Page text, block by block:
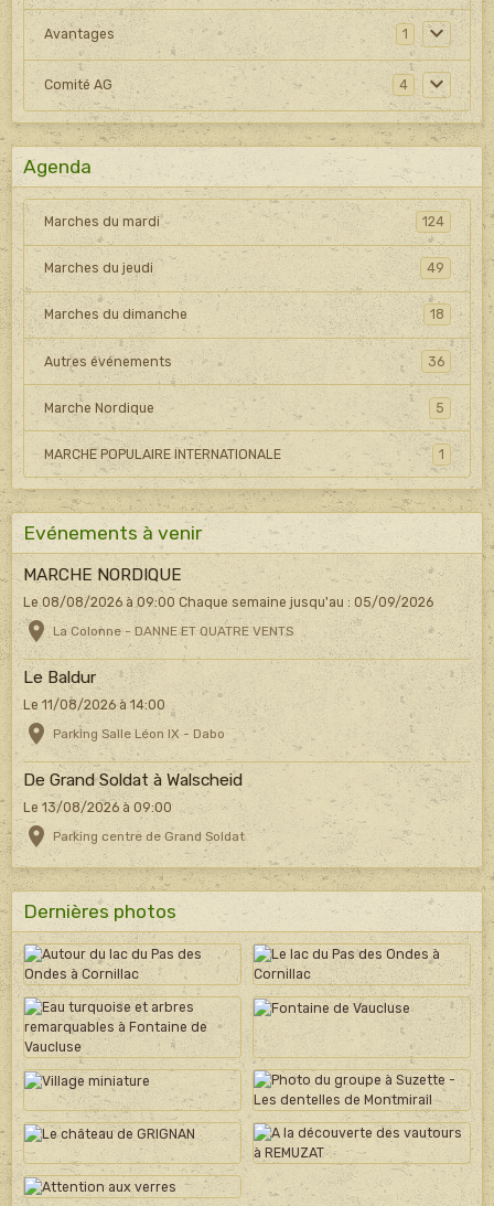
Avantages 1
Comité AG 4
Agenda
Marches du mardi 124
Marches du jeudi 49
Marches du dimanche 18
Autres événements 36
Marche Nordique 5
MARCHE POPULAIRE INTERNATIONALE 1
Evénements à venir
MARCHE NORDIQUE
Le 08/08/2026 à 09:00 Chaque semaine jusqu'au : 05/09/2026
La Colonne - DANNE ET QUATRE VENTS
Le Baldur
Le 11/08/2026 à 14:00
Parking Salle Léon IX - Dabo
De Grand Soldat à Walscheid
Le 13/08/2026 à 09:00
Parking centre de Grand Soldat
Dernières photos